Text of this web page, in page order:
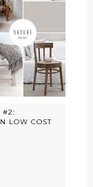
#2:
LOW COST